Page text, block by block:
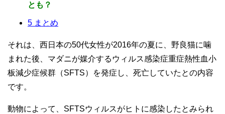
とも？
5 まとめ
それは、西日本の50代女性が2016年の夏に、野良猫に噛
まれた後、マダニが媒介するウィルス感染症重症熱性血小
板減少症候群（SFTS）を発症し、死亡していたとの内容
です。
動物によって、SFTSウィルスがヒトに感染したとみられ